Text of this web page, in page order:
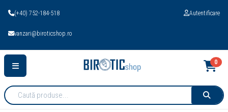
(+40) 752-184-518
vanzari@biroticshop.ro
Autentificare
Cauta
produse:
0